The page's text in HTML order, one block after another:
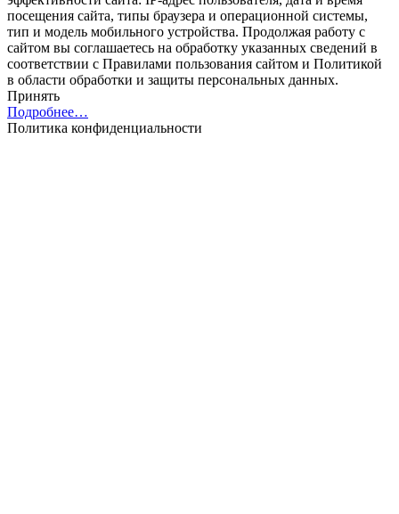
посещения cайта, типы браузера и операционной системы,
тип и модель мобильного устройства. Продолжая работу с
cайтом вы соглашаетесь на обработку указанных сведений в
соответствии с Правилами пользования cайтом и Политикой
в области обработки и защиты персональных данных.
Принять
Подробнее…
Политика конфиденциальности